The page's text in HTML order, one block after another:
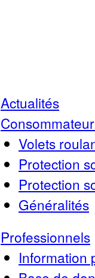
Actualités
Volets
Protection
Protection
Généralités
Professionnels
Information